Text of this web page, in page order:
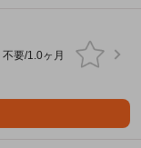
不要/1.0ヶ月